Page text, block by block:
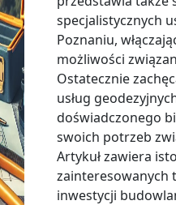
specjalistycznych
Poznaniu,
możliwości
Ostatecznie
usług
doświadczonego
swoich potrzeb
Artykuł zawiera
zainteresowanych
inwestycji